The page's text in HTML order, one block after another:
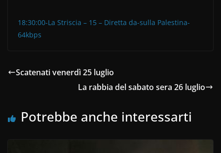
18:30:00-La Striscia – 15 – Diretta da-sulla Palestina-
64kbps
Scatenati venerdì 25 luglio
La rabbia del sabato sera 26 luglio
Potrebbe anche interessarti